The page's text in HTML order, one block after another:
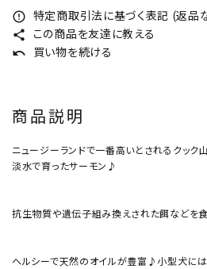
error_outline 特定商取引法に基づく表記 (返品
share この商品を友達に教える
undo 買い物を続ける
商品説明
ニュージーランドで一番高いとされるクッ
淡水で育ったサーモン♪
抗生物質や遺伝子組み換えされた餌などを食
ヘルシーで天然のオイルが豊富♪小型犬には